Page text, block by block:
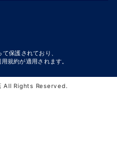
保護されており、
用規約が適用されます。
All Rights Reserved.